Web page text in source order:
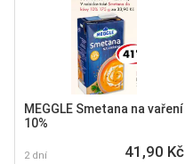
MEGGLE Smetana na vaření
10%
2 dní 41,90 Kč